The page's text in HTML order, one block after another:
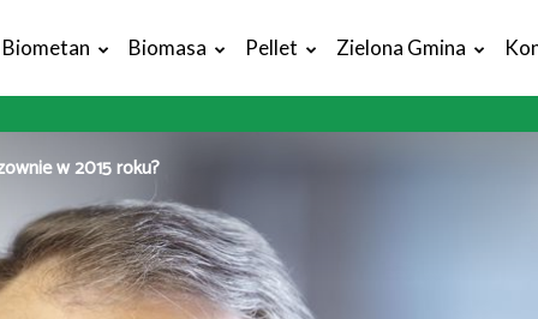
Biometan Biomasa Pellet Zielona Gmina
w 2015 roku?